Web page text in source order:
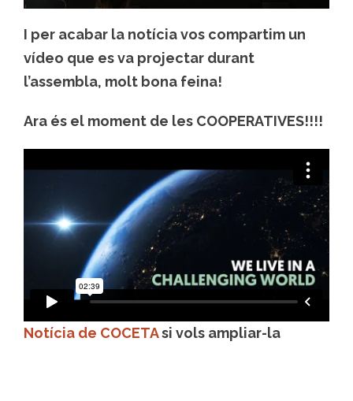
I per acabar la notícia vos compartim un
vídeo que es va projectar durant
l’assembla, molt bona feina!
Ara és el moment de les COOPERATIVES!!!!
Notícia de COCETAsi vols ampliar-la